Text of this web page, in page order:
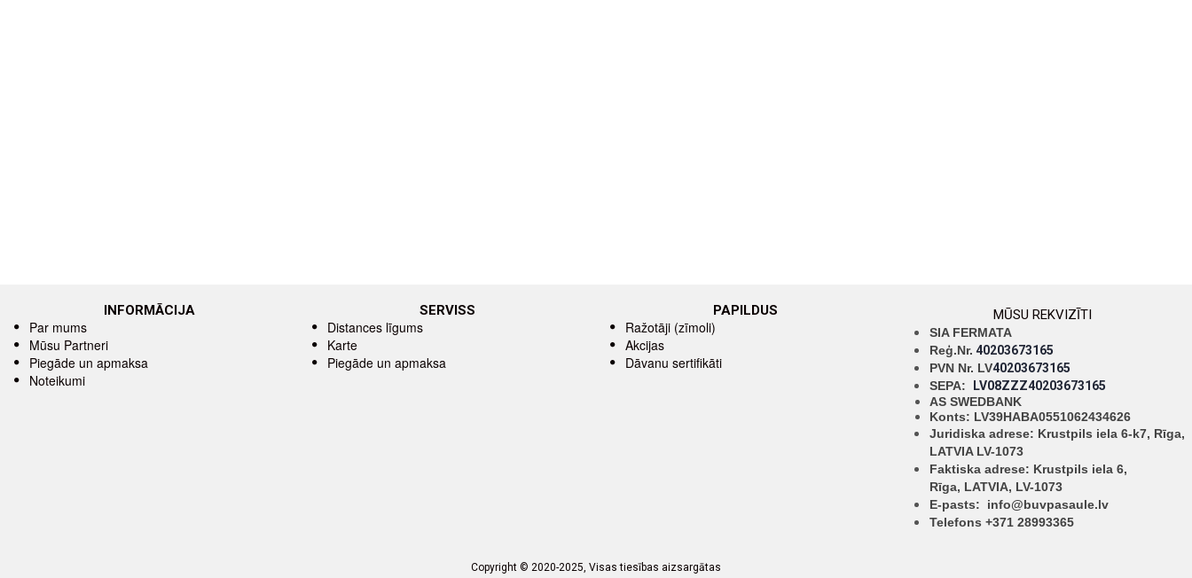
INFORMĀCIJA
Par mums
Mūsu Partneri
Piegāde un apmaksa
Noteikumi
SERVISS
Distances līgums
Karte
Piegāde un apmaksa
PAPILDUS
Ražotāji (zīmoli)
Akcijas
Dāvanu sertifikāti
MŪSU REKVIZĪTI
SIA FERMATA
Reģ.Nr. 40203673165
PVN Nr. LV40203673165
SEPA:
LV08ZZZ40203673165
AS SWEDBANK
Konts: LV39HABA0551062434626
Juridiska adrese: Krustpils iela 6-k7, Rīga,
LATVIA LV-1073
Faktiska adrese: Krustpils iela 6,
Rīga, LATVIA, LV-1073
E-pasts: info@buvpasaule.lv
Telefons +371 28993365
Copyright © 2020-2025, Visas tiesības aizsargātas